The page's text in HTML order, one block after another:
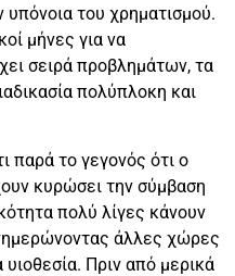
υπόνοια του χρηματισμού.
μήνες για να
σειρά προβλημάτων, τα
πολύπλοκη και
παρά το γεγονός ότι ο
κυρώσει την σύμβαση
πολύ λίγες κάνουν
άλλες χώρες
υιοθεσία. Πριν από μερικά